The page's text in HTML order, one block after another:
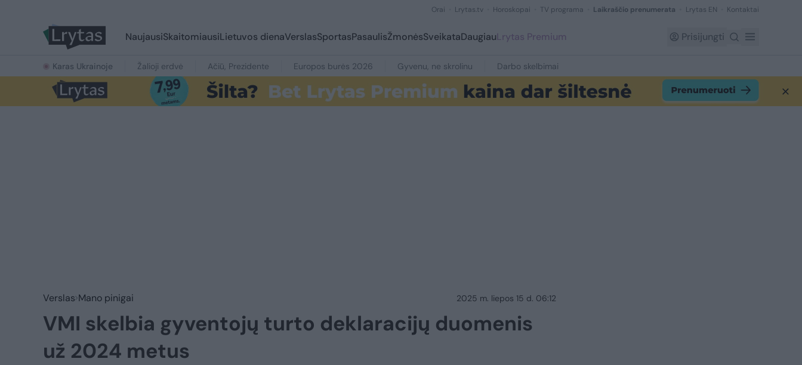
Orai Lrytas.tv Horoskopai TV programa Laikraščio prenumerata Lrytas EN Kontaktai
NaujausiSkaitomiausiLietuvos dienaVerslasSportasPasaulisŽmonėsSveikataDaugiauLrytas Premium Prisijungti
Karas Ukrainoje Žalioji erdvė Ačiū, Prezidente Europos burės 2026 Gyvenu, ne skrolinu Darbo skelbimai
Verslas Mano pinigai 2025 m. liepos 15 d. 06:12
VMI skelbia gyventojų turto deklaracijų duomenis
už 2024 metus